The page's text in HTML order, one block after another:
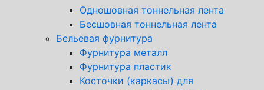
Одношовная тоннельная лента
Бесшовная тоннельная лента
Бельевая фурнитура
Фурнитура металл
Фурнитура пластик
Косточки (каркасы) для